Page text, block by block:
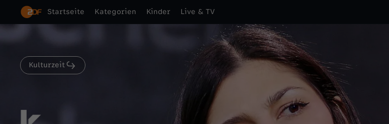
Startseite Kategorien Kinder Live & TV
Kulturzeit